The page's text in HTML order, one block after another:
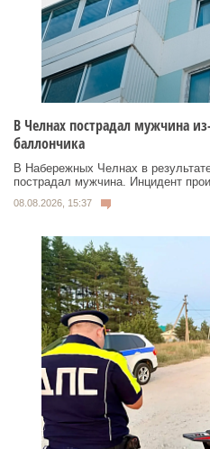
В Челнах пострадал мужчина
баллончика
В Набережных Челнах в
пострадал мужчина. Инцидент
08.08.2026, 15:37